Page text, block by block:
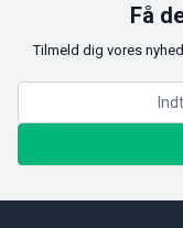
Få
Tilmeld dig vores